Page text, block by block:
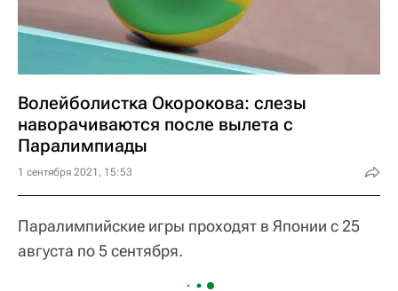
Волейболистка Окорокова: слезы
наворачиваются после вылета с
Паралимпиады
1 сентября 2021, 15:53
Паралимпийские игры проходят в Японии с 25
августа по 5 сентября.